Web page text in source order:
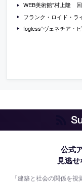
WEB美術館”村上隆
フランク・ロイド・ラ
fogless”ヴェネチア・
公式
見逃せ
「建築と社会の関係を